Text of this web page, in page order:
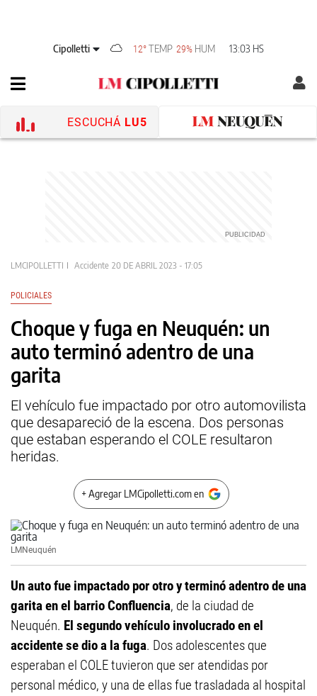
Cipolletti 12° TEMP 29% HUM 13:03 HS
ESCUCHÁ LU5
LMCIPOLLETTI Accidente 20 DE ABRIL 2023 - 17:05
POLICIALES
Choque y fuga en Neuquén: un
auto terminó adentro de una
garita
El vehículo fue impactado por otro automovilista
que desapareció de la escena. Dos personas
que estaban esperando el COLE resultaron
heridas.
+ Agregar LMCipolletti.com en
LMNeuquén
Un auto fue impactado por otro y terminó adentro de una
garita en el barrio Confluencia, de la ciudad de
Neuquén. El segundo vehículo involucrado en el
accidente se dio a la fuga. Dos adolescentes que
esperaban el COLE tuvieron que ser atendidas por
personal médico, y una de ellas fue trasladada al hospital